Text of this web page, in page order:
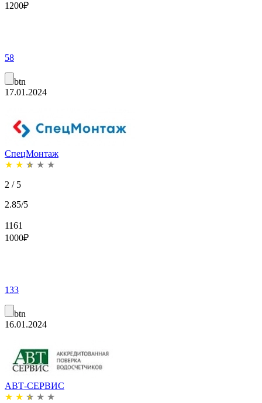
1200₽
58
btn
17.01.2024
СпецМонтаж
★ ★ ★ ★ ★
2 / 5
2.85/5
1161
1000₽
133
btn
16.01.2024
АВТ-СЕРВИС
★ ★ ★ ★ ★